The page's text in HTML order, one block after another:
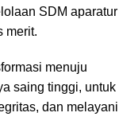
SDM aparatur
merit.
menuju
saing tinggi, untuk
dan melayani